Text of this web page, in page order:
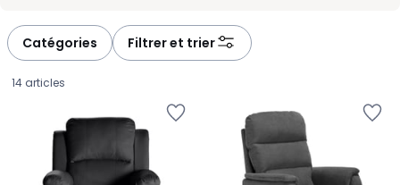
Catégories Filtrer et trier
14 articles